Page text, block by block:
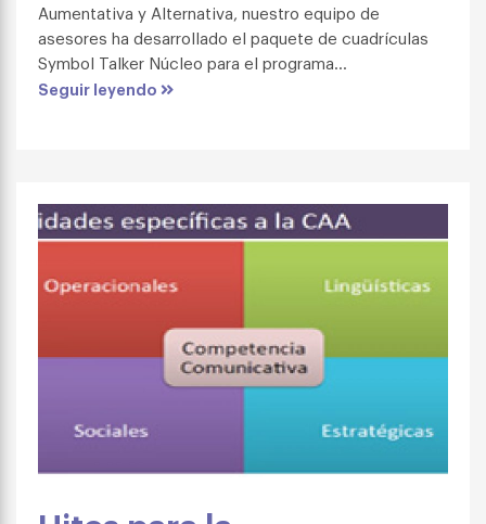
Aumentativa y Alternativa, nuestro equipo de
asesores ha desarrollado el paquete de cuadrículas
Symbol Talker Núcleo para el programa...
Seguir leyendo